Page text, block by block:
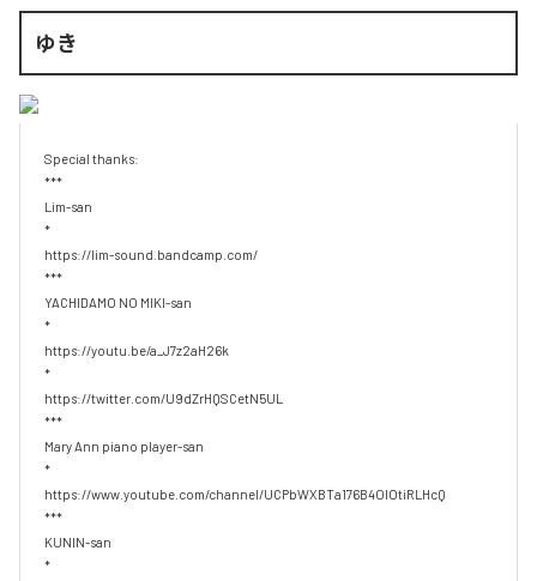
ゆき
Special thanks:
***
Lim-san
*
https://lim-sound.bandcamp.com/
***
YACHIDAMO NO MIKI-san
*
https://youtu.be/a_J7z2aH26k
*
https://twitter.com/U9dZrHQSCetN5UL
***
Mary Ann piano player-san
*
https://www.youtube.com/channel/UCPbWXBTa176B4OlOtiRLHcQ
***
KUNIN-san
*